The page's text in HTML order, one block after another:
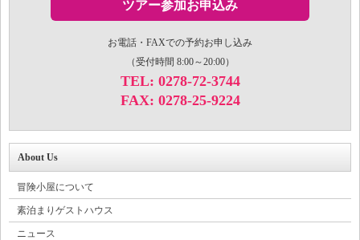
ツアー参加お申込み
お電話・FAXでの予約お申し込み
（受付時間 8:00～20:00）
TEL: 0278-72-3744
FAX: 0278-25-9224
About Us
冒険小屋について
素泊まりゲストハウス
ニュース